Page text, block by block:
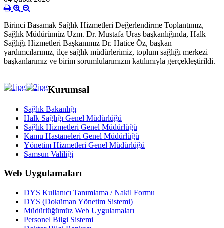
Birinci Basamak Sağlık Hizmetleri Değerlendirme Toplantımız,
Sağlık Müdürümüz Uzm. Dr. Mustafa Uras başkanlığında, Halk
Sağlığı Hizmetleri Başkanımız Dr. Hatice Öz, başkan
yardımcılarımız, ilçe sağlık müdürlerimiz, toplum sağlığı merkezi
başkanlarımız ve birim sorumlularımızın katılımıyla gerçekleştirildi.
Kurumsal
Sağlık Bakanlığı
Halk Sağlığı Genel Müdürlüğü
Sağlık Hizmetleri Genel Müdürlüğü
Kamu Hastaneleri Genel Müdürlüğü
Yönetim Hizmetleri Genel Müdürlüğü
Samsun Valiliği
Web Uygulamaları
DYS Kullanıcı Tanımlama / Nakil Formu
DYS (Doküman Yönetim Sistemi)
Müdürlüğümüz Web Uygulamaları
Personel Bilgi Sistemi